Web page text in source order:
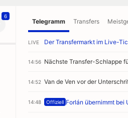
6
Telegramm Transfers
LIVE Der Transfermarkt im Live-
14:56 Nächste Transfer-Schlappe
14:52 Van de Ven vor der
14:48 Offiziell Forlán übernimmt bei